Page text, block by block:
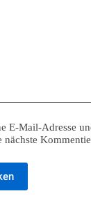
E-Mail-Adresse